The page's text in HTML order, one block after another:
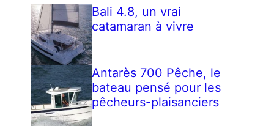
Bali 4.8, un vrai
catamaran à vivre
Antarès 700 Pêche, le
bateau pensé pour les
pêcheurs-plaisanciers